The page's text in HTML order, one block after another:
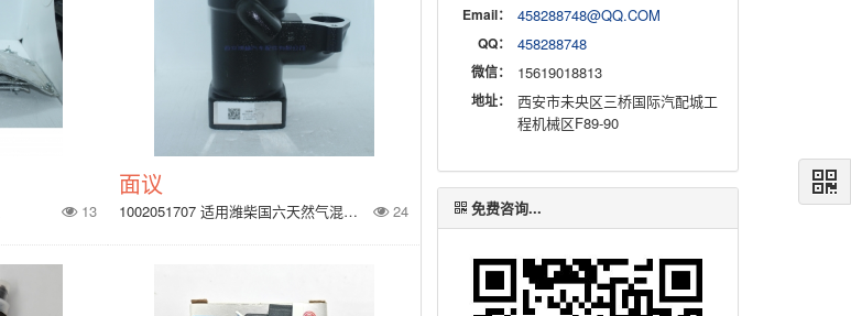
13
面议
1002051707 适用潍柴国六天然气混合器 24
Email： 458288748@QQ.COM
QQ： 458288748
微信： 15619018813
地址：
西安市未央区三桥国际汽配城工
程机械区F89-90
免费咨询...